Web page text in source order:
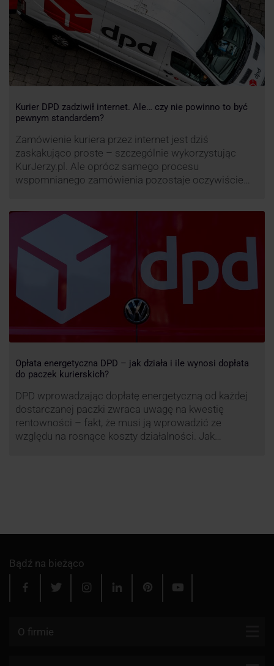
Kurier DPD zadziwił internet. Ale… czy nie powinno to być
pewnym standardem?
Zamówienie kuriera przez internet jest dziś
zaskakująco proste – szczególnie wykorzystując
KurJerzy.pl. Ale oprócz samego procesu
wspomnianego zamówienia pozostaje oczywiście
nadchodzi czas na wyjątkowo ciekawą historię tego,
co zrobił pewien kurier DPD.
Opłata energetyczna DPD – jak działa i ile wynosi dopłata
do paczek kurierskich?
DPD wprowadzając dopłatę energetyczną od każdej
dostarczanej paczki zwraca uwagę na kwestię
rentowności – fakt, że musi ją wprowadzić ze
względu na rosnące koszty działalności. Jak
Bądź na bieżąco
O firmie